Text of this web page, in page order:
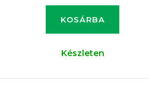
KOSÁRBA
Készleten